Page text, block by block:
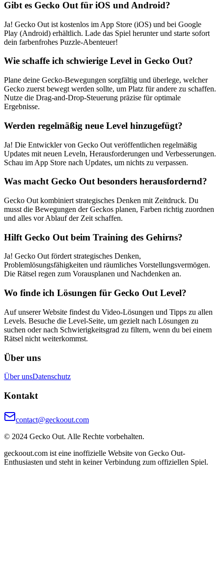
Gibt es Gecko Out für iOS und Android?
Ja! Gecko Out ist kostenlos im App Store (iOS) und bei Google
Play (Android) erhältlich. Lade das Spiel herunter und starte sofort
dein farbenfrohes Puzzle-Abenteuer!
Wie schaffe ich schwierige Level in Gecko Out?
Plane deine Gecko-Bewegungen sorgfältig und überlege, welcher
Gecko zuerst bewegt werden sollte, um Platz für andere zu schaffen.
Nutze die Drag-and-Drop-Steuerung präzise für optimale
Ergebnisse.
Werden regelmäßig neue Level hinzugefügt?
Ja! Die Entwickler von Gecko Out veröffentlichen regelmäßig
Updates mit neuen Leveln, Herausforderungen und Verbesserungen.
Schau im App Store nach Updates, um nichts zu verpassen.
Was macht Gecko Out besonders herausfordernd?
Gecko Out kombiniert strategisches Denken mit Zeitdruck. Du
musst die Bewegungen der Geckos planen, Farben richtig zuordnen
und alles vor Ablauf der Zeit schaffen.
Hilft Gecko Out beim Training des Gehirns?
Ja! Gecko Out fördert strategisches Denken,
Problemlösungsfähigkeiten und räumliches Vorstellungsvermögen.
Die Rätsel regen zum Vorausplanen und Nachdenken an.
Wo finde ich Lösungen für Gecko Out Level?
Auf unserer Website findest du Video-Lösungen und Tipps zu allen
Levels. Besuche die Level-Seite, um gezielt nach Lösungen zu
suchen oder nach Schwierigkeitsgrad zu filtern, wenn du bei einem
Rätsel nicht weiterkommst.
Über uns
Über unsDatenschutz
Kontakt
contact@geckoout.com
© 2024 Gecko Out. Alle Rechte vorbehalten.
geckoout.com ist eine inoffizielle Website von Gecko Out-
Enthusiasten und steht in keiner Verbindung zum offiziellen Spiel.